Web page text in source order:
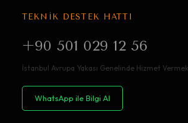
TEKNİK DESTEK HATTI
+90 501 029 12 56
İstanbul Avrupa Yakası Genelinde Hizmet
WhatsApp ile Bilgi Al